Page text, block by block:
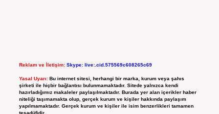
Reklam ve İletişim: Skype: live:.cid.575569c608265c69
Yasal Uyarı: Bu internet sitesi, herhangi bir marka, kurum veya şahıs
şirketi ile hiçbir bağlantısı bulunmamaktadır. Sitede yalnızca kendi
hazırladığımız makaleler paylaşılmaktadır. Burada yer alan içerikler haber
niteliği taşımamakta olup, gerçek kurum ve kişiler hakkında paylaşım
yapılmamaktadır. Gerçek kurum ve kişiler ile isim benzerlikleri tamamen